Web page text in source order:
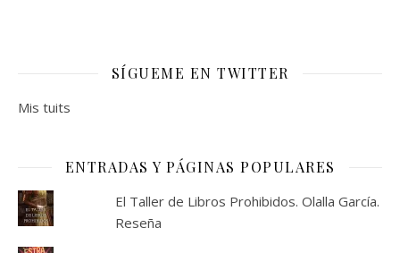
SÍGUEME EN TWITTER
Mis tuits
ENTRADAS Y PÁGINAS POPULARES
El Taller de Libros Prohibidos. Olalla García.
Reseña